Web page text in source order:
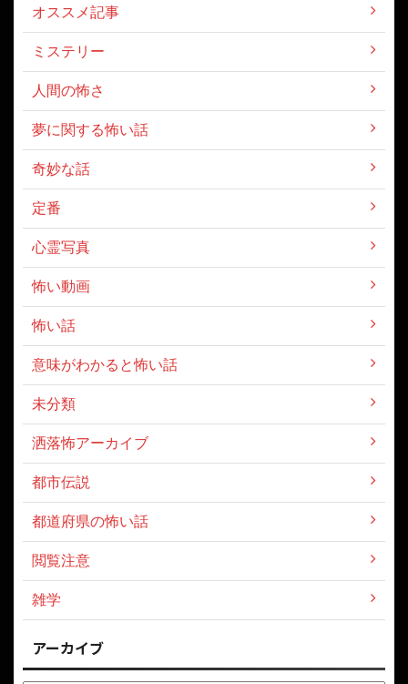
オススメ記事
ミステリー
人間の怖さ
夢に関する怖い話
奇妙な話
定番
心霊写真
怖い動画
怖い話
意味がわかると怖い話
未分類
洒落怖アーカイブ
都市伝説
都道府県の怖い話
閲覧注意
雑学
アーカイブ